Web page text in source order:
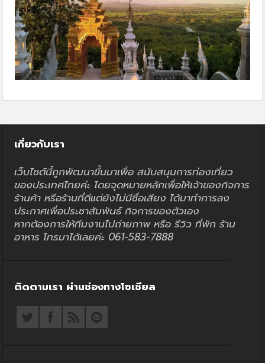
เกี่ยวกับเรา
เว็บไซต์นี้ถูกพัฒนาขึ้นมาเพื่อ สนับสนุนการท่องเที่ยว
ของประเทศไทยค่ะ โดยจุดหมายหลักเพื่อให้เจ้าของกิจการ
ร้านค้า หรือร้านที่ดีแต่ยังไม่มีชื่อเสียง ได้มาทำการลง
ประกาศเพื่อประชาสัมพันธ์ กิจการของตัวเอง
หากต้องการให้ทีมงานไปถ่ายภาพ หรือ รีวิว ที่พัก ร้าน
อาหาร โทรมาได้เลยค่ะ 061-583-7888
ติดตามเรา ผ่านช่องทางโซเชียล